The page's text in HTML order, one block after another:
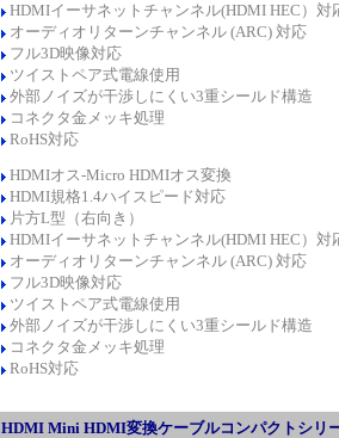
HDMIイーサネットチャンネル(HDMI HEC）対
オーディオリターンチャンネル (ARC) 対応
フル3D映像対応
ツイストペア式電線使用
外部ノイズが干渉しにくい3重シールド構造
コネクタ金メッキ処理
RoHS対応
HDMIオス-Micro HDMIオス変換
HDMI規格1.4ハイスピード対応
片方L型（右向き）
HDMIイーサネットチャンネル(HDMI HEC）対
オーディオリターンチャンネル (ARC) 対応
フル3D映像対応
ツイストペア式電線使用
外部ノイズが干渉しにくい3重シールド構造
コネクタ金メッキ処理
RoHS対応
HDMI Mini HDMI変換ケーブルコンパクトシリ